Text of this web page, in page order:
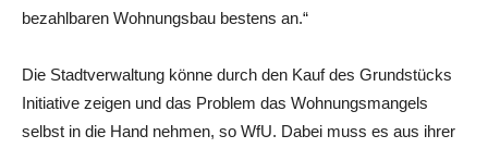
bezahlbaren Wohnungsbau bestens an.“
Die Stadtverwaltung könne durch den Kauf des Grundstücks
Initiative zeigen und das Problem das Wohnungsmangels
selbst in die Hand nehmen, so WfU. Dabei muss es aus ihrer